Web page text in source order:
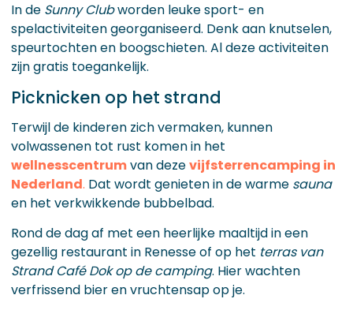
In de Sunny Clubworden leuke sport- en
spelactiviteiten georganiseerd. Denk aan knutselen,
speurtochten en boogschieten. Al deze activiteiten
zijn gratis toegankelijk.
Picknicken op het strand
Terwijl de kinderen zich vermaken, kunnen
volwassenen tot rust komen in het
wellnesscentrumvan dezevijfsterrencamping in
Nederland. Dat wordt genieten in de warme sauna
en het verkwikkende bubbelbad.
Rond de dag af met een heerlijke maaltijd in een
gezellig restaurant in Renesse of op het terras van
Strand Café Dok op de camping. Hier wachten
verfrissend bier en vruchtensap op je.